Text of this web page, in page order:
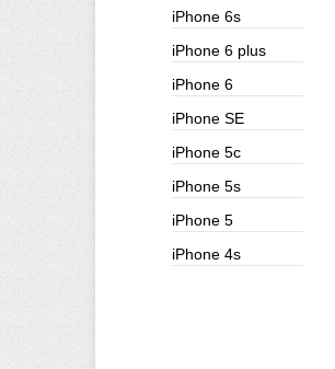
iPhone 6s
iPhone 6 plus
iPhone 6
iPhone SE
iPhone 5c
iPhone 5s
iPhone 5
iPhone 4s